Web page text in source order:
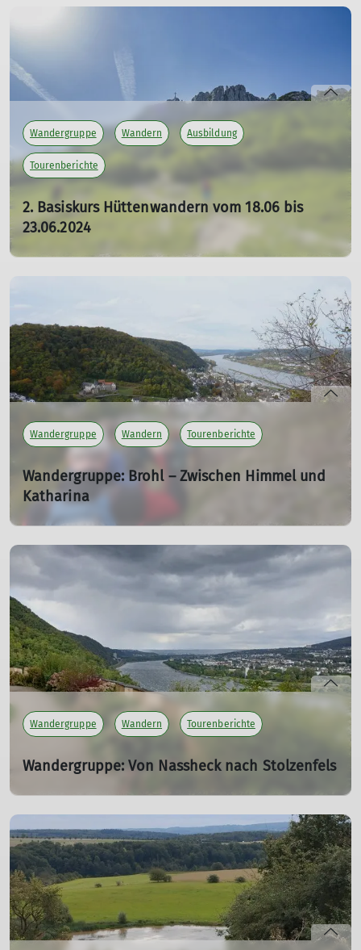
Der karnische Höhenweg vom 14.09 bis 21.09.2024 - oder
Uwe, Janine und Reinhard v.l.n.r.
Wandergruppe
Wandern Ausbildung
Tourenberichte
2. Basiskurs Hüttenwandern vom 18.06 bis
23.06.2024
mehr erfahren
Wandergruppe Wandern Tourenberichte
Wandergruppe: Brohl – Zwischen Himmel und
Katharina
20.10.2024
18 km lange Rundwanderung im Brohltal von Brohl-
Lützing über Niederlützingen, Schweppenburg und
Dicktberg. Entlang der regionalen Wanderwege
Himmelsleiter, Quellen- und Katharinaweg.
mehr erfahren
Wandergruppe Wandern Tourenberichte
Wandergruppe: Von Nassheck nach Stolzenfels
Kurzwanderung von Nassheck bis zum Schloß
Stolzenfels mit Besichtigung.
mehr erfahren